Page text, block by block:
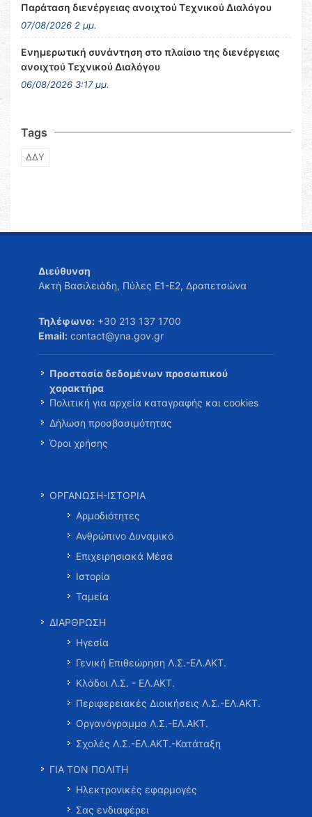
Παράταση διενέργειας ανοιχτού Τεχνικού Διαλόγου
07/08/2026 2 μμ.
Ενημερωτική συνάντηση στο πλαίσιο της διενέργειας
ανοιχτού Τεχνικού Διαλόγου
06/08/2026 3:17 μμ.
Tags
ΔΔΥ
Διεύθυνση
Ακτή Βασιλειάδη, Πύλες Ε1-Ε2, Δραπετσώνα
Τηλέφωνο: +30 213 137 1700
Email: contact@yna.gov.gr
Προστασία δεδομένων προσωπικού
χαρακτήρα
Πολιτική για αρχεία καταγραφής και cookies
Δήλωση προσβασιμότητας
Όροι χρήσης
ΟΡΓΑΝΩΣΗ-ΙΣΤΟΡΙΑ
Αρμοδιότητες
Ανθρώπινο Δυναμικό
Επιχειρησιακά Μέσα
Ιστορία
Ταμεία
ΔΙΑΡΘΡΩΣΗ
Ηγεσία
Γενική Επιθεώρηση Λ.Σ.-ΕΛ.ΑΚΤ.
Κλάδοι Λ.Σ. - ΕΛ.ΑΚΤ.
Περιφερειακές Διοικήσεις Λ.Σ.-ΕΛ.ΑΚΤ.
Οργανόγραμμα Λ.Σ.-ΕΛ.ΑΚΤ.
Σχολές Λ.Σ.-ΕΛ.ΑΚΤ.-Κατάταξη
ΓΙΑ ΤΟΝ ΠΟΛΙΤΗ
Ηλεκτρονικές εφαρμογές
Σας ενδιαφέρει